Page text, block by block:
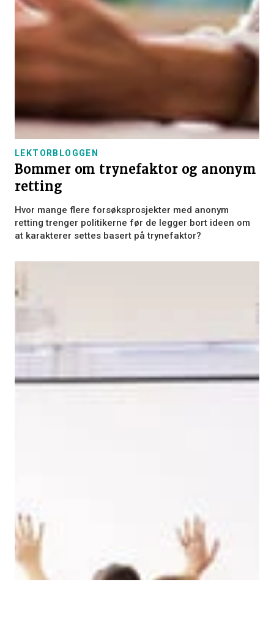
LEKTORBLOGGEN
Bommer om trynefaktor og anonym
retting
Hvor mange flere forsøksprosjekter med anonym
retting trenger politikerne før de legger bort ideen om
at karakterer settes basert på trynefaktor?